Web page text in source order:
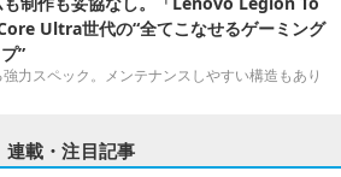
Ultra世代の“全てこなせるゲーミング
”
力スペック。メンテナンスしやすい構造もあり
連載・注目記事